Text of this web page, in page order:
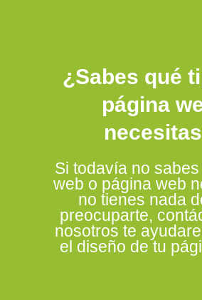
¿Sabes qué
página
Si todavía no
web o página web
no tienes nada
preocuparte,
nosotros te
el diseño de tu